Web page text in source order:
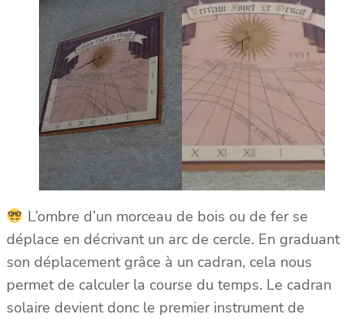
L’ombre d’un morceau de bois ou de fer se
déplace en décrivant un arc de cercle. En graduant
son déplacement grâce à un cadran, cela nous
permet de calculer la course du temps. Le cadran
solaire devient donc le premier instrument de